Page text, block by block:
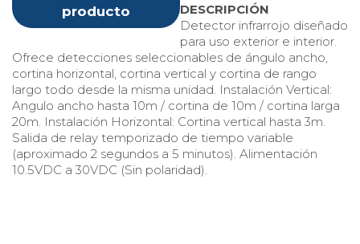
producto
DESCRIPCIÓN
Detector infrarrojo diseñado
para uso exterior e interior.
Ofrece detecciones seleccionables de ángulo ancho,
cortina horizontal, cortina vertical y cortina de rango
largo todo desde la misma unidad. Instalación Vertical:
Angulo ancho hasta 10m / cortina de 10m / cortina larga
20m. Instalación Horizontal: Cortina vertical hasta 3m.
Salida de relay temporizado de tiempo variable
(aproximado 2 segundos a 5 minutos). Alimentación
10.5VDC a 30VDC (Sin polaridad).